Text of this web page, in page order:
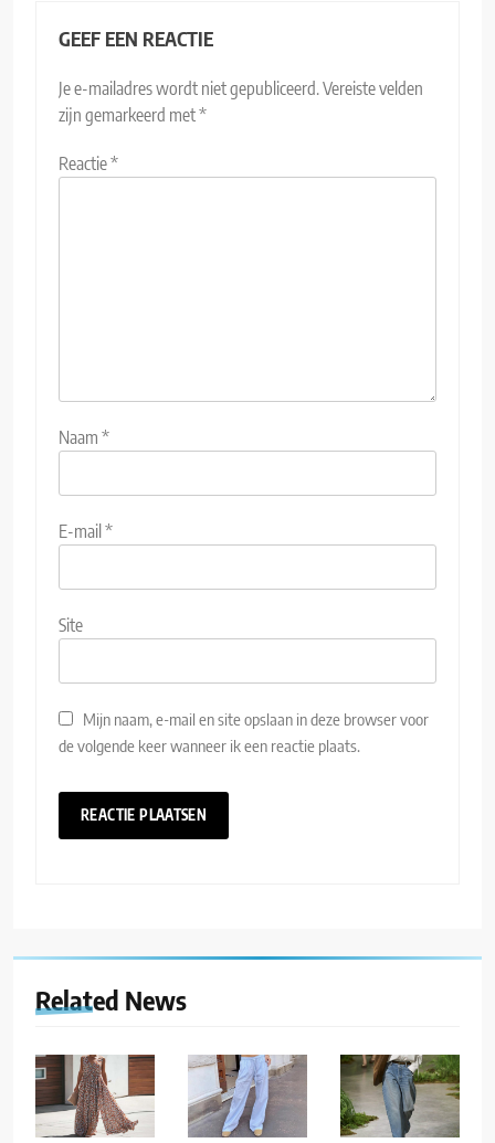
GEEF EEN REACTIE
Je e-mailadres wordt niet gepubliceerd.Vereiste velden
zijn gemarkeerd met*
Reactie*
Naam *
E-mail *
Site
Mijn naam, e-mail en site opslaan in deze browser voor
de volgende keer wanneer ik een reactie plaats.
Related News